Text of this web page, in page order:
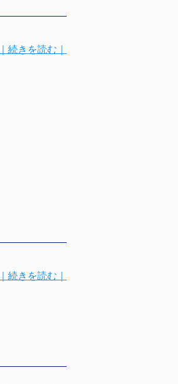
｜続きを読む｜
｜続きを読む｜